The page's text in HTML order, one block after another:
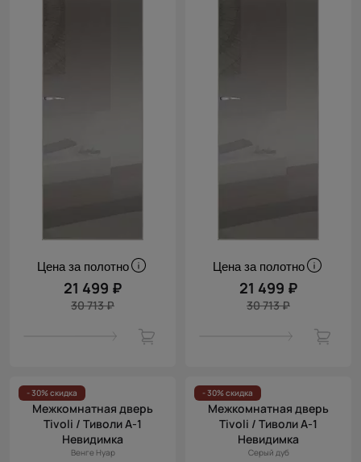
Цена за полотно
21 499 ₽
30 713 ₽
Цена за полотно
21 499 ₽
30 713 ₽
- 30% скидка
Межкомнатная дверь
Tivoli / Тиволи А-1
Невидимка
Венге Нуар
- 30% скидка
Межкомнатная дверь
Tivoli / Тиволи А-1
Невидимка
Серый дуб